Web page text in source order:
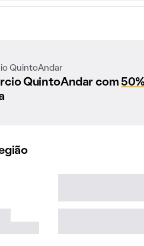
QuintoAndar
QuintoAndar com